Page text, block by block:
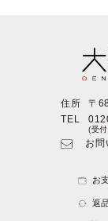
住所
〒
TEL
(受
お問
お
返